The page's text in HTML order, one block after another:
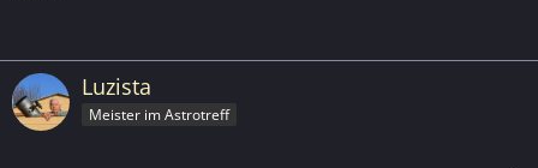
Luzista
Meister im Astrotreff